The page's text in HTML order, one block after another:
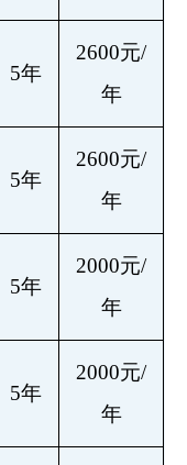
5年
2600元/
年
5年
2600元/
年
5年
2000元/
年
5年
2000元/
年